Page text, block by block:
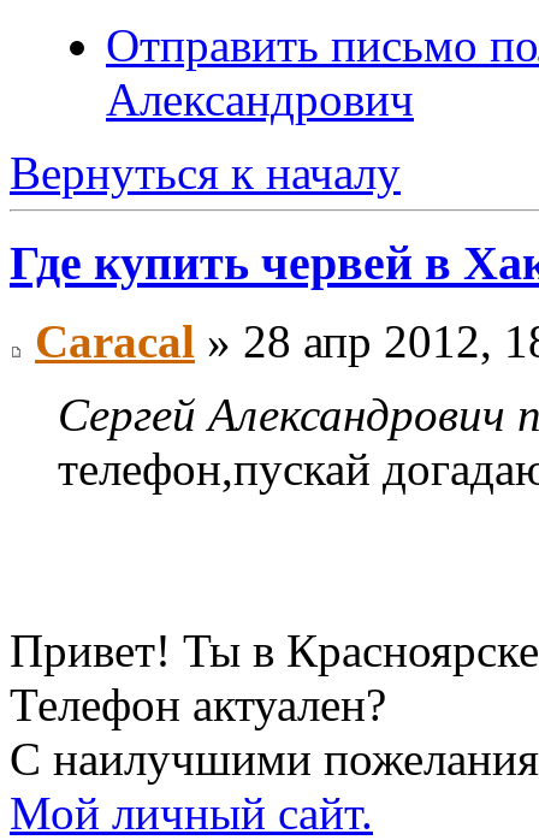
Отправить письмо
Александрович
Вернуться к началу
Где купить червей в
Caracal » 28 апр 2012,
Сергей Александрович
телефон,пускай
Привет! Ты в
Телефон актуален?
С наилучшими
Мой личный сайт.